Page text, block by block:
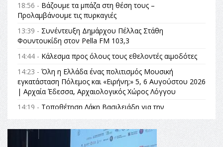
18:56 - Βάζουμε τα μπάζα στη θέση τους –
Προλαμβάνουμε τις πυρκαγιές
13:39 - Συνέντευξη Δημάρχου Πέλλας Στάθη
Φουντουκίδη στον Pella FM 103,3
14:44 - Κάλεσμα προς όλους τους εθελοντές αιμοδότες
14:23 - Όλη η Ελλάδα ένας πολιτισμός Μουσική
εγκατάσταση Πόλεμος και «Ειρήνη;» 5, 6 Αυγούστου 2026
| Αρχαία Έδεσσα, Αρχαιολογικός Χώρος Λόγγου
14:19 - Τοποθέτηση Λάκη Βασιλειάδη για την
Αναθεώρηση του Συντάγματος: «Σε τέτοιες κορυφαίες
θεσμικές διαδικασίες υπάρχει μόνο η ευθύνη απέναντι
στις επόμενες γενιές»